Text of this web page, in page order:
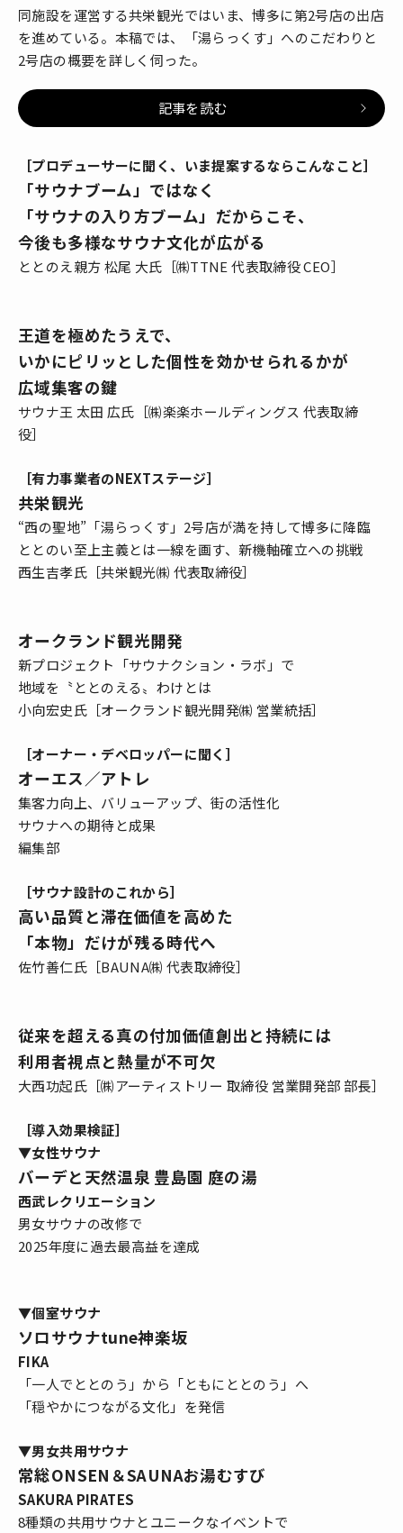
同施設を運営する共栄観光ではいま、博多に第2号店の出店
を進めている。本稿では、「湯らっくす」へのこだわりと
2号店の概要を詳しく伺った。
記事を読む
［プロデューサーに聞く、いま提案するならこんなこと］
「サウナブーム」ではなく
「サウナの入り方ブーム」だからこそ、
今後も多様なサウナ文化が広がる
ととのえ親方 松尾 大氏［㈱TTNE 代表取締役 CEO］
王道を極めたうえで、
いかにピリッとした個性を効かせられるかが
広域集客の鍵
サウナ王 太田 広氏［㈱楽楽ホールディングス 代表取締
役］
［有力事業者のNEXTステージ］
共栄観光
“西の聖地”「湯らっくす」2号店が満を持して博多に降臨
ととのい至上主義とは一線を画す、新機軸確立への挑戦
西生吉孝氏［共栄観光㈱ 代表取締役］
オークランド観光開発
新プロジェクト「サウナクション・ラボ」で
地域を〝ととのえる〟わけとは
小向宏史氏［オークランド観光開発㈱ 営業統括］
［オーナー・デベロッパーに聞く］
オーエス／アトレ
集客力向上、バリューアップ、街の活性化
サウナへの期待と成果
編集部
［サウナ設計のこれから］
高い品質と滞在価値を高めた
「本物」だけが残る時代へ
佐竹善仁氏［BAUNA㈱ 代表取締役］
従来を超える真の付加価値創出と持続には
利用者視点と熱量が不可欠
大西功起氏［㈱アーティストリー 取締役 営業開発部 部長］
［導入効果検証］
▼女性サウナ
バーデと天然温泉 豊島園 庭の湯
西武レクリエーション
男女サウナの改修で
2025年度に過去最高益を達成
▼個室サウナ
ソロサウナtune神楽坂
FIKA
「一人でととのう」から「ともにととのう」へ
「穏やかにつながる文化」を発信
▼男女共用サウナ
常総ONSEN＆SAUNAお湯むすび
SAKURA PIRATES
8種類の共用サウナとユニークなイベントで